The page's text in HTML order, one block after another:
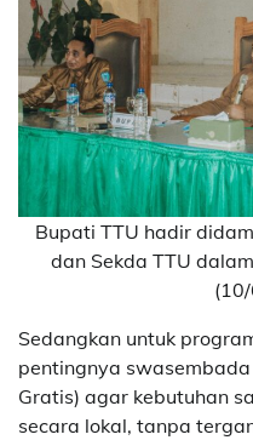
Bupati TTU hadir
dan Sekda TTU
Sedangkan untuk
pentingnya
Gratis) agar kebutuhan
secara lokal, tanpa